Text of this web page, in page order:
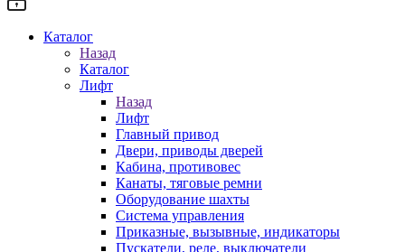
Каталог
Назад
Каталог
Лифт
Назад
Лифт
Главный привод
Двери, приводы дверей
Кабина, противовес
Канаты, тяговые ремни
Оборудование шахты
Система управления
Приказные, вызывные, индикаторы
Пускатели, реле, выключатели